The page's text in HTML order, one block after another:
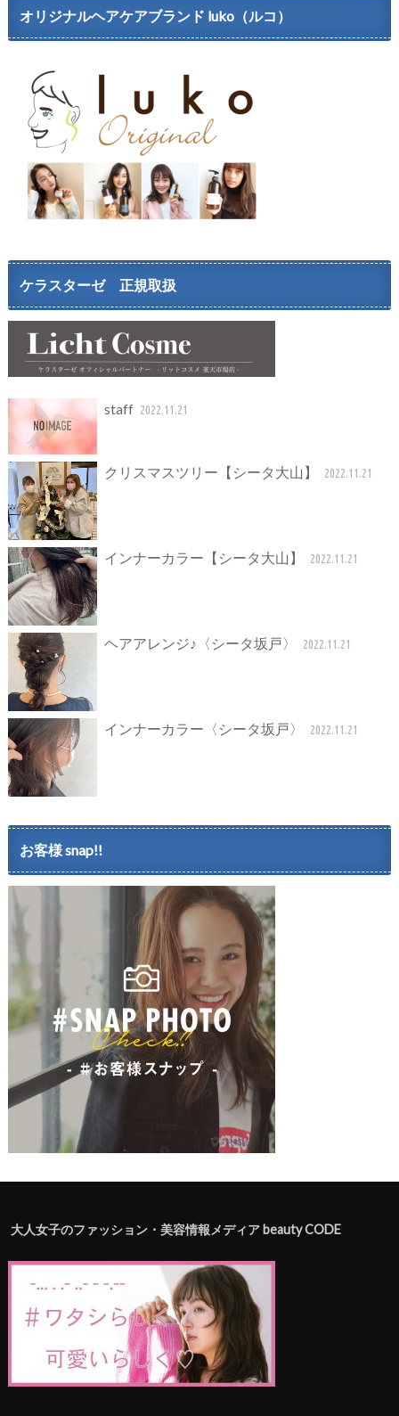
オリジナルヘアケアブランド luko（ルコ）
ケラスターゼ 正規取扱
staff 2022.11.21
クリスマスツリー【シータ大山】 2022.11.21
インナーカラー【シータ大山】 2022.11.21
ヘアアレンジ♪〈シータ坂戸〉 2022.11.21
インナーカラー〈シータ坂戸〉 2022.11.21
お客様 snap!!
大人女子のファッション・美容情報メディア beauty CODE